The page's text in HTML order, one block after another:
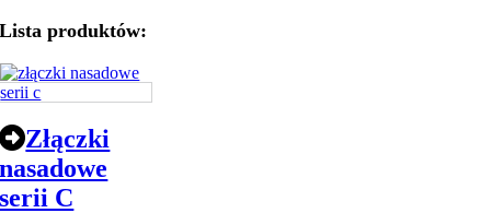
Lista produktów:
Złączki
nasadowe
serii C